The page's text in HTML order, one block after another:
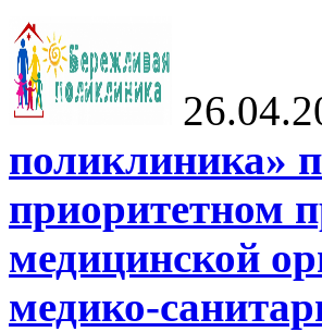
поликлиника»
приоритетном
медицинской
медико-